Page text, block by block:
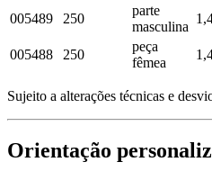
005489 250
parte
masculina
005488 250
peça
fêmea
Sujeito a alterações técnicas e
Orientação